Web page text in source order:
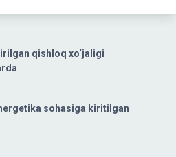
qishloq xo‘jaligi
sohasiga kiritilgan